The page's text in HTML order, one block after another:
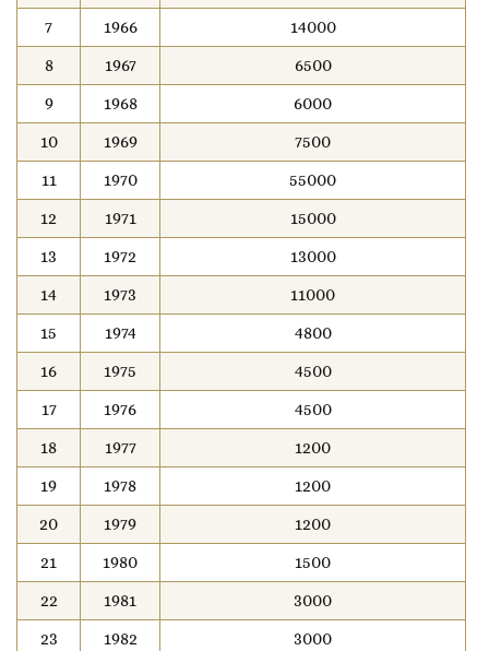
7
1966
14000
8
1967
6500
9
1968
6000
10
1969
7500
11
1970
55000
12
1971
15000
13
1972
13000
14
1973
11000
15
1974
4800
16
1975
4500
17
1976
4500
18
1977
1200
19
1978
1200
20
1979
1200
21
1980
1500
22
1981
3000
23
1982
3000